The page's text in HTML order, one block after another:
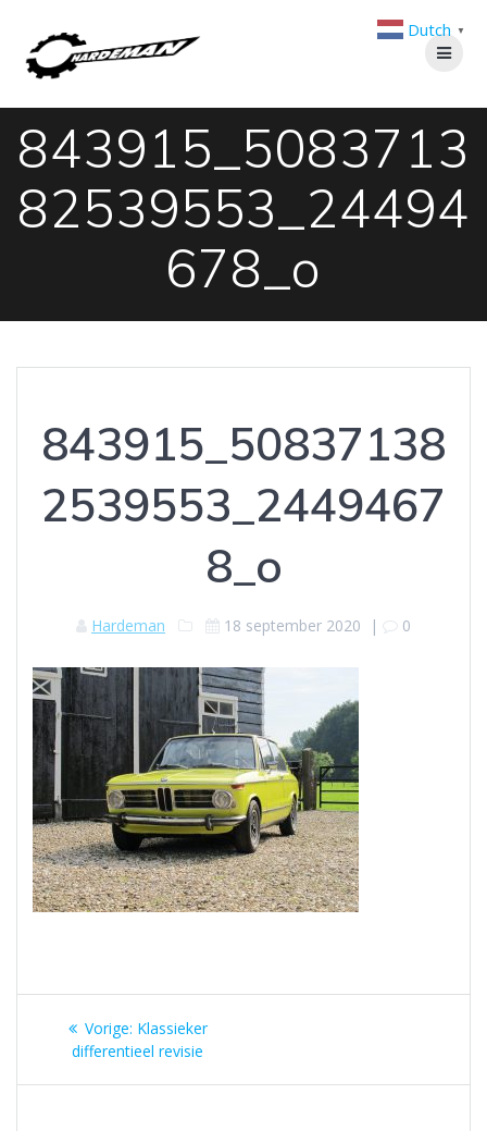
843915_5083713
82539553_24494
678_o
843915_50837138
2539553_2449467
8_o
Hardeman 18 september 2020 | 0
Berichtnavigatie
Vorige: Vorig
bericht:
Klassieker
differentieel revisie
Dutch ▼